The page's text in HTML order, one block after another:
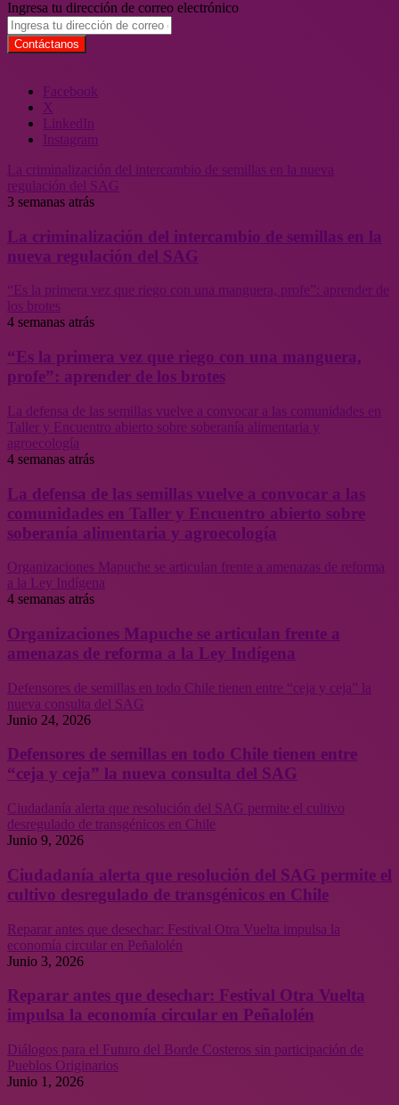
Ingresa tu dirección de correo electrónico
Facebook
X
LinkedIn
Instagram
La criminalización del intercambio de semillas en la nueva
regulación del SAG
3 semanas atrás
La criminalización del intercambio de semillas en la
nueva regulación del SAG
“Es la primera vez que riego con una manguera, profe”: aprender de
los brotes
4 semanas atrás
“Es la primera vez que riego con una manguera,
profe”: aprender de los brotes
La defensa de las semillas vuelve a convocar a las comunidades en
Taller y Encuentro abierto sobre soberanía alimentaria y
agroecología
4 semanas atrás
La defensa de las semillas vuelve a convocar a las
comunidades en Taller y Encuentro abierto sobre
soberanía alimentaria y agroecología
Organizaciones Mapuche se articulan frente a amenazas de reforma
a la Ley Indígena
4 semanas atrás
Organizaciones Mapuche se articulan frente a
amenazas de reforma a la Ley Indígena
Defensores de semillas en todo Chile tienen entre “ceja y ceja” la
nueva consulta del SAG
Junio 24, 2026
Defensores de semillas en todo Chile tienen entre
“ceja y ceja” la nueva consulta del SAG
Ciudadanía alerta que resolución del SAG permite el cultivo
desregulado de transgénicos en Chile
Junio 9, 2026
Ciudadanía alerta que resolución del SAG permite el
cultivo desregulado de transgénicos en Chile
Reparar antes que desechar: Festival Otra Vuelta impulsa la
economía circular en Peñalolén
Junio 3, 2026
Reparar antes que desechar: Festival Otra Vuelta
impulsa la economía circular en Peñalolén
Diálogos para el Futuro del Borde Costeros sin participación de
Pueblos Originarios
Junio 1, 2026